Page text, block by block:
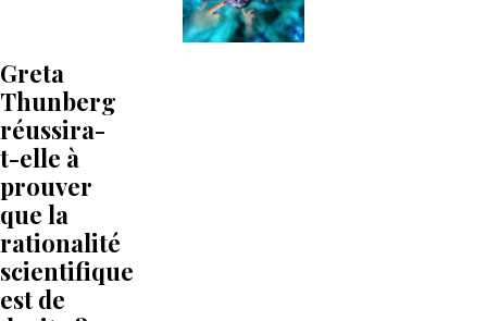
Greta
Thunberg
réussira-
t-elle à
prouver
que la
rationalité
scientifique
est de